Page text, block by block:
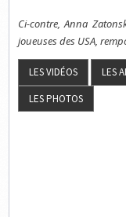
Ci-contre, Anna
joueuses des USA,